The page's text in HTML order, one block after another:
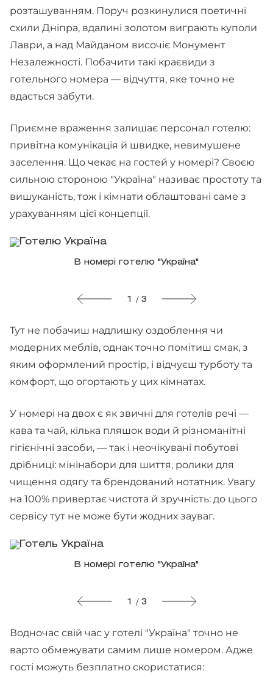
розташуванням. Поруч розкинулися поетичні
схили Дніпра, вдалині золотом виграють куполи
Лаври, а над Майданом височіє Монумент
Незалежності. Побачити такі краєвиди з
готельного номера — відчуття, яке точно не
вдасться забути.
Приємне враження залишає персонал готелю:
привітна комунікація й швидке, невимушене
заселення. Що чекає на гостей у номері? Своєю
сильною стороною "Україна" називає простоту та
вишуканість, тож і кімнати облаштовані саме з
урахуванням цієї концепції.
В номері готелю "Україна"
1 / 3
Тут не побачиш надлишку оздоблення чи
модерних меблів, однак точно помітиш смак, з
яким оформлений простір, і відчуєш турботу та
комфорт, що огортають у цих кімнатах.
У номері на двох є як звичні для готелів речі —
кава та чай, кілька пляшок води й різноманітні
гігієнічні засоби, — так і неочікувані побутові
дрібниці: мінінабори для шиття, ролики для
чищення одягу та брендований нотатник. Увагу
на 100% привертає чистота й зручність: до цього
сервісу тут не може бути жодних зауваг.
В номері готелю "Україна"
1 / 3
Водночас свій час у готелі "Україна" точно не
варто обмежувати самим лише номером. Адже
гості можуть безплатно скористатися: